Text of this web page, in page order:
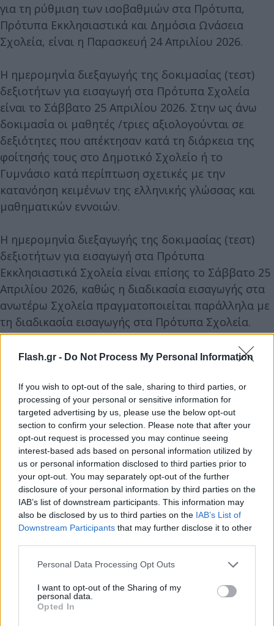
Flash.gr - Do Not Process My Personal Information
If you wish to opt-out of the sale, sharing to third parties, or
processing of your personal or sensitive information for
targeted advertising by us, please use the below opt-out
section to confirm your selection. Please note that after your
opt-out request is processed you may continue seeing
interest-based ads based on personal information utilized by
us or personal information disclosed to third parties prior to
your opt-out. You may separately opt-out of the further
disclosure of your personal information by third parties on the
IAB’s list of downstream participants. This information may
also be disclosed by us to third parties on the IAB’s List of
Downstream Participants that may further disclose it to other
Please note that this website/app uses one or more Google
not limited to your visit or usage behaviour. You may click to
grant or deny consent to Google and its third-party tags to
use your data for below specified purposes in below Google
Personal Data Processing Opt Outs
I want to opt-out of the Sharing of my
personal data.
Opted In
για τη ρύθμιση των ισοβαθμιών στα Πρότυπα,
Πρότυπα Εκκλησιαστικά και Δημόσια Ωνάσεια
Σχολεία, είναι η Παρασκευή 24 Απριλίου 2026.
Η ημερομηνία διεξαγωγής της δοκιμασίας (τεστ)
δεξιοτήτων για εισαγωγή στα Πρότυπα Σχολεία
είναι το Σάββατο 25 Απριλίου 2026. Στην ως άνω
δοκιμασία οι μαθητές /τριες αξιολογούνται σε
δεξιότητες που απέκτησαν κατά τη διάρκεια της
φοίτησής τους στο Δημοτικό Σχολείο ή το
Γυμνάσιο κατά περίπτωση σχετικές με την
κατανόηση κειμένων της ελληνικής γλώσσας και
μαθηματικών εννοιών.
Η ημερομηνία διεξαγωγής της δοκιμασίας (τεστ)
δεξιοτήτων για εισαγωγή στα Πρότυπα
Εκκλησιαστικά Σχολεία είναι επίσης το Σάββατο 25
Απριλίου 2026, καθώς η διαδικασία εισαγωγής στα
ανωτέρω Σχολεία πραγματοποιείται παράλληλα με
τη διαδικασία εισαγωγής στα Πρότυπα Σχολεία.
Στην ως άνω δοκιμασία οι μαθητές/τριες
αξιολογούνται σε δεξιότητες σχετικές με την
μαθηματικών και θρησκευτικών εννοιών που
απέκτησαν κατά τη διάρκεια της φοίτησής τους στο
Δημοτικό Σχολείο ή το Γυμνάσιο κατά περίπτωση.
Όπως σημειώνεται από πλευράς υπουργείου, οι
μαθητές/τριες δεν απαιτείται να μελετήσουν
συγκεκριμένη ύλη για να προετοιμαστούν για τη
συμμετοχή τους στην εν λόγω δοκιμασία.
Η ημερομηνία διεξαγωγής της δοκιμασίας (τεστ)
Ωνάσεια Σχολεία είναι η Κυριακή 26 Απριλίου 2026.
Με τη διαδικασία αυτή οι μαθητές/τριες
αξιολογούνται σε γνώσεις και δεξιότητες που